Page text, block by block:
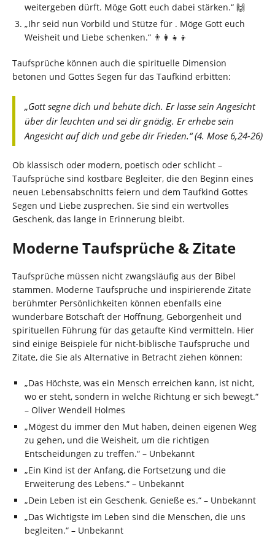
weitergeben dürft. Möge Gott euch dabei stärken.“ 🙌
„Ihr seid nun Vorbild und Stütze für . Möge Gott euch
Weisheit und Liebe schenken.“ 👨‍👩‍👧‍👦
Taufsprüche können auch die spirituelle Dimension
betonen und Gottes Segen für das Taufkind erbitten:
„Gott segne dich und behüte dich. Er lasse sein Angesicht
über dir leuchten und sei dir gnädig. Er erhebe sein
Angesicht auf dich und gebe dir Frieden.“ (4. Mose 6,24-26)
Ob klassisch oder modern, poetisch oder schlicht –
Taufsprüche sind kostbare Begleiter, die den Beginn eines
neuen Lebensabschnitts feiern und dem Taufkind Gottes
Segen und Liebe zusprechen. Sie sind ein wertvolles
Geschenk, das lange in Erinnerung bleibt.
Moderne Taufsprüche & Zitate
Taufsprüche müssen nicht zwangsläufig aus der Bibel
stammen. Moderne Taufsprüche und inspirierende Zitate
berühmter Persönlichkeiten können ebenfalls eine
wunderbare Botschaft der Hoffnung, Geborgenheit und
spirituellen Führung für das getaufte Kind vermitteln. Hier
sind einige Beispiele für nicht-biblische Taufsprüche und
Zitate, die Sie als Alternative in Betracht ziehen können:
„Das Höchste, was ein Mensch erreichen kann, ist nicht,
wo er steht, sondern in welche Richtung er sich bewegt.“
– Oliver Wendell Holmes
„Mögest du immer den Mut haben, deinen eigenen Weg
zu gehen, und die Weisheit, um die richtigen
Entscheidungen zu treffen.“ – Unbekannt
„Ein Kind ist der Anfang, die Fortsetzung und die
Erweiterung des Lebens.“ – Unbekannt
„Dein Leben ist ein Geschenk. Genieße es.“ – Unbekannt
„Das Wichtigste im Leben sind die Menschen, die uns
begleiten.“ – Unbekannt